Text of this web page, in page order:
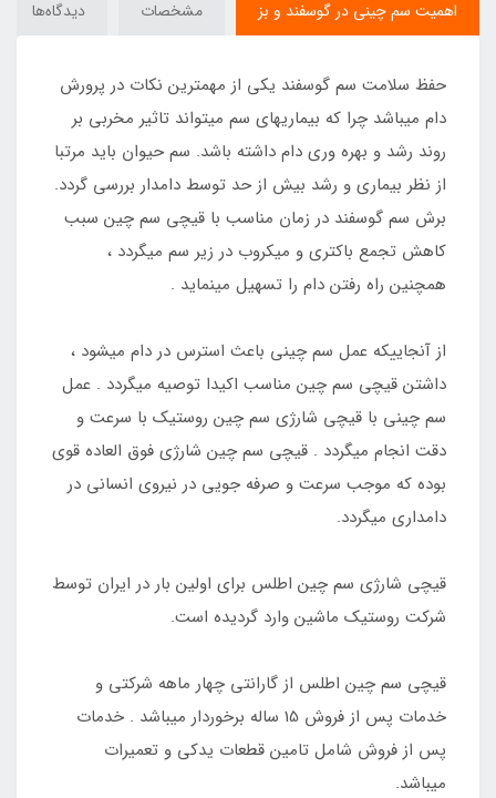
اهمیت سم چینی در گوسفند و بز مشخصات دیدگاه‌ها
حفظ سلامت سم گوسفند یکی از مهمترین نکات در پرورش
دام میباشد چرا که بیماریهای سم میتواند تاثیر مخربی بر
روند رشد و بهره وری دام داشته باشد. سم حیوان باید مرتبا
از نظر بیماری و رشد بیش از حد توسط دامدار بررسی گردد.
برش سم گوسفند در زمان مناسب با قیچی سم چین سبب
کاهش تجمع باکتری و میکروب در زیر سم میگردد ،
همچنین راه رفتن دام را تسهیل مینماید .
از آنجاییکه عمل سم چینی باعث استرس در دام میشود ،
داشتن قیچی سم چین مناسب اکیدا توصیه میگردد . عمل
سم چینی با قیچی شارژی سم چین روستیک با سرعت و
دقت انجام میگردد . قیچی سم چین شارژی فوق العاده قوی
بوده که موجب سرعت و صرفه جویی در نیروی انسانی در
دامداری میگردد.
قیچی شارژی سم چین اطلس برای اولین بار در ایران توسط
شرکت روستیک ماشین وارد گردیده است.
قیچی سم چین اطلس از گارانتی چهار ماهه شرکتی و
خدمات پس از فروش 15 ساله برخوردار میباشد . خدمات
پس از فروش شامل تامین قطعات یدکی و تعمیرات
میباشد.